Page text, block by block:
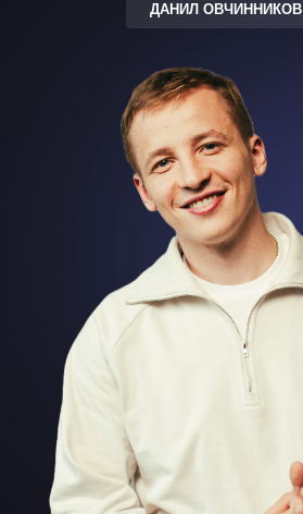
ДАНИЛ ОВЧИННИКОВ